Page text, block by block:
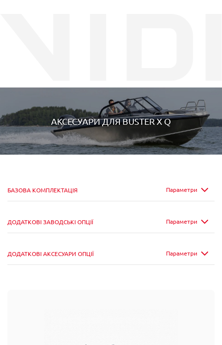
АКСЕСУАРИ ДЛЯBUSTER X Q
Параметри
БАЗОВА КОМПЛЕКТАЦІЯ
Параметри
ДОДАТКОВІ ЗАВОДСЬКІ ОПЦІЇ
Параметри
ДОДАТКОВІ АКСЕСУАРИ ОПЦІЇ